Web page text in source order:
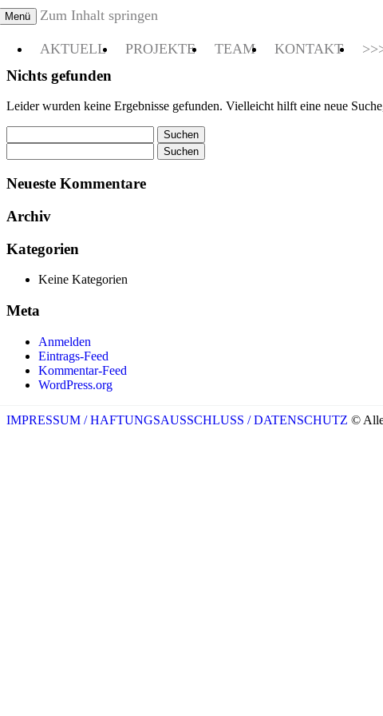
schlutt und schuldt a r c h i t e k t e
Menü Zum Inhalt springen
AKTUELL PROJEKTE TEAM KONTAKT
Nichts gefunden
Leider wurden keine Ergebnisse gefunden. Vielleicht hilft eine neue
nach:
nach:
Neueste Kommentare
Archiv
Kategorien
Keine Kategorien
Meta
Anmelden
Eintrags-Feed
Kommentar-Feed
WordPress.org
IMPRESSUM / HAFTUNGSAUSSCHLUSS / DATENSCHUTZ © Alle